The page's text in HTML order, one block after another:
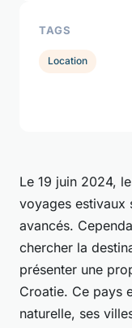
Le 19 juin 2024,
voyages estivaux
avancés.
chercher la
présenter une
Croatie. Ce pays
naturelle, ses
TAGS
Location